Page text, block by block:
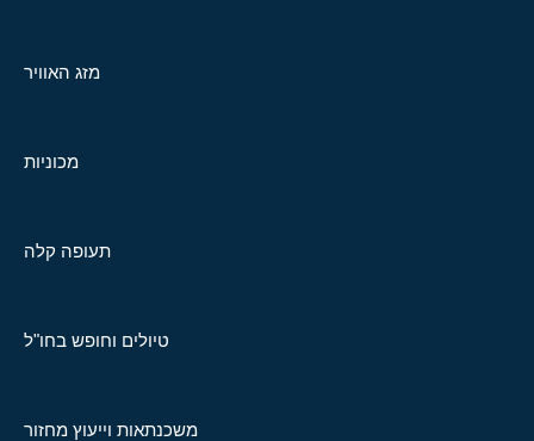
מזג האוויר
מכוניות
תעופה קלה
טיולים וחופש בחו"ל
משכנתאות וייעוץ מחזור